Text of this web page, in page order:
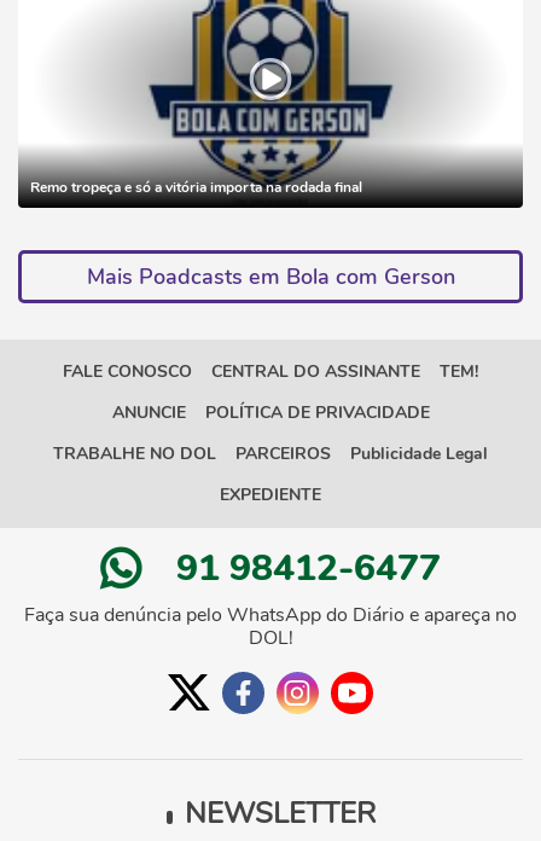
Remo tropeça e só a vitória importa na rodada final
Mais Poadcasts em Bola com Gerson
FALE CONOSCO CENTRAL DO ASSINANTE
TEM!
ANUNCIE
POLÍTICA DE PRIVACIDADE
TRABALHE NO DOL
PARCEIROS
Publicidade Legal
EXPEDIENTE
91 98412-6477
Faça sua denúncia pelo WhatsApp do Diário e apareça no
DOL!
NEWSLETTER